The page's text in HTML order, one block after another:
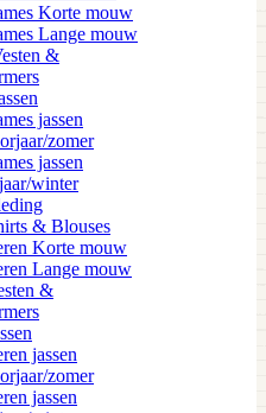
Korte mouw
Lange mouw
&
jassen
zomer
jassen
winter
& Blouses
Korte mouw
Lange mouw
&
jassen
zomer
jassen